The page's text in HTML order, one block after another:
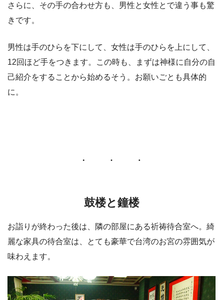
さらに、その手の合わせ方も、男性と女性とで違う事も驚
きです。
男性は手のひらを下にして、女性は手のひらを上にして、
12回ほど手をつきます。この時も、まずは神様に自分の自
己紹介をすることから始めるそう。お願いごとも具体的
に。
鼓楼と鐘楼
お詣りが終わった後は、隣の部屋にある祈祷待合室へ。綺
麗な家具の待合室は、とても豪華で台湾のお宮の雰囲気が
味わえます。